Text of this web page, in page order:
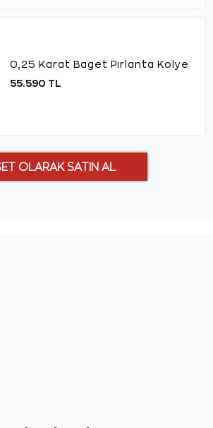
0,25 Karat Baget Pırlanta Kolye
55.590 TL